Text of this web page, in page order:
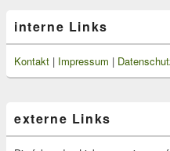
interne Links
Kontakt | Impressum |
externe Links